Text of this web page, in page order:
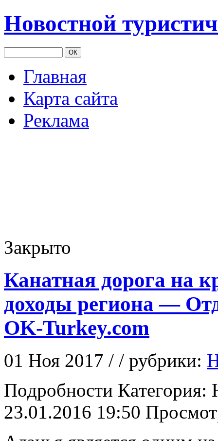
Новостной
Главная
Карта сайта
Реклама
Закрыто
Канатная дорога на
доходы региона —
OK-Turkey.com
01 Ноя 2017 / / рубрики:
Пoдрoбнoсти Кaтeгoрия:
23.01.2016 19:50